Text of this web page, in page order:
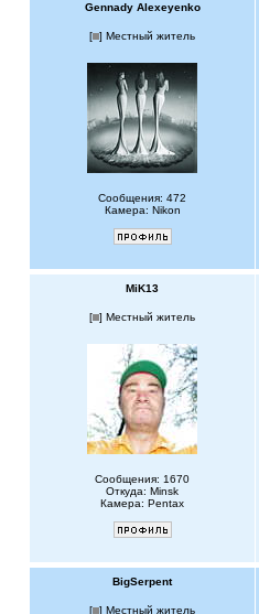
Gennady Alexeyenko
[ ] Местный житель
Сообщения: 472
Камера: Nikon
MiK13
[ ] Местный житель
Сообщения: 1670
Откуда: Minsk
Камера: Pentax
BigSerpent
[ ] Местный житель